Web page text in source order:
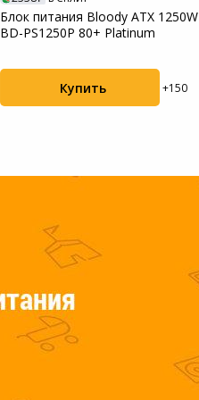
Блок питания Bloody ATX 1250W
BD-PS1250P 80+ Platinum
Купить +150